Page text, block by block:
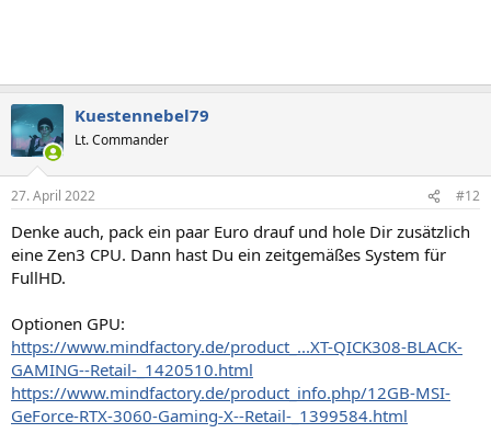
Kuestennebel79
Lt. Commander
27. April 2022 #12
Denke auch, pack ein paar Euro drauf und hole Dir zusätzlich
eine Zen3 CPU. Dann hast Du ein zeitgemäßes System für
FullHD.
Optionen GPU:
https://www.mindfactory.de/product_...XT-QICK308-BLACK-
GAMING--Retail-_1420510.html
https://www.mindfactory.de/product_info.php/12GB-MSI-
GeForce-RTX-3060-Gaming-X--Retail-_1399584.html